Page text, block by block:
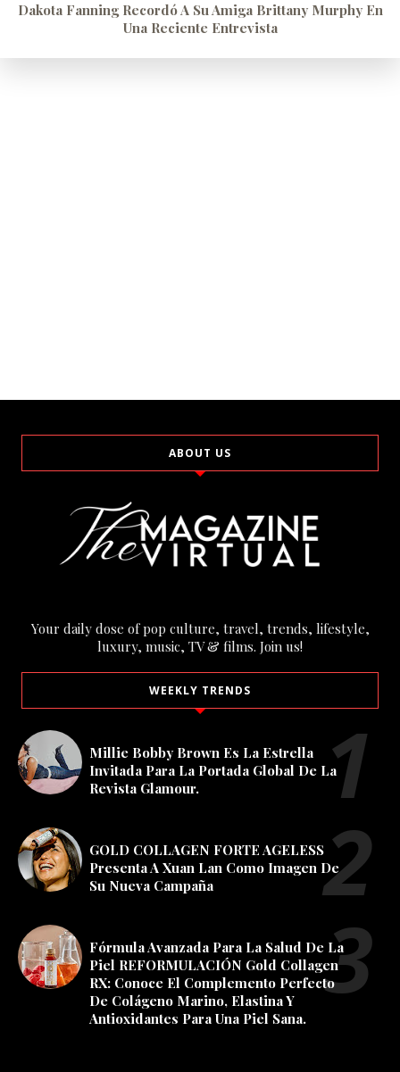
Dakota Fanning Recordó A Su Amiga Brittany Murphy En
Una Reciente Entrevista
ABOUT US
Your daily dose of pop culture, travel, trends, lifestyle,
luxury, music, TV & films. Join us!
WEEKLY TRENDS
Millie Bobby Brown Es La Estrella
Invitada Para La Portada Global De La
Revista Glamour.
GOLD COLLAGEN FORTE AGELESS
Presenta A Xuan Lan Como Imagen De
Su Nueva Campaña
Fórmula Avanzada Para La Salud De La
Piel REFORMULACIÓN Gold Collagen
RX: Conoce El Complemento Perfecto
De Colágeno Marino, Elastina Y
Antioxidantes Para Una Piel Sana.